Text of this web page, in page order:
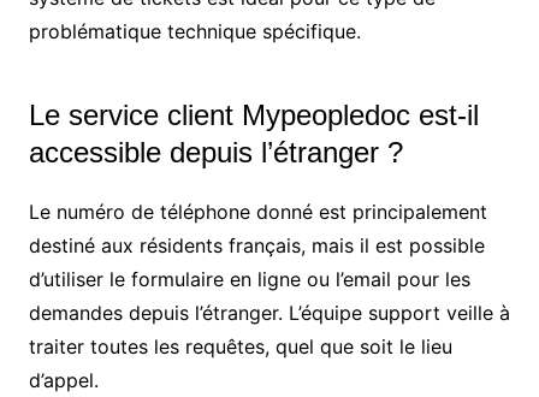
problématique technique spécifique.
Le service client Mypeopledoc est-il
accessible depuis l’étranger ?
Le numéro de téléphone donné est principalement
destiné aux résidents français, mais il est possible
d’utiliser le formulaire en ligne ou l’email pour les
demandes depuis l’étranger. L’équipe support veille à
traiter toutes les requêtes, quel que soit le lieu
d’appel.